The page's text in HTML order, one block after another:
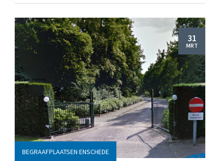
31
MRT
BEGRAAFPLAATSEN ENSCHEDE